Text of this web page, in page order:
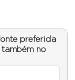
preferida
no